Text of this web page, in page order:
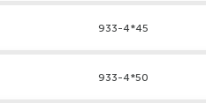
933-4*45
933-4*50